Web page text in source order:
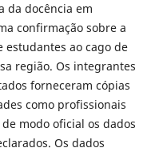
da docência em
confirmação sobre a
ao cago de
região. Os integrantes
forneceram cópias
como profissionais
modo oficial os dados
Os dados